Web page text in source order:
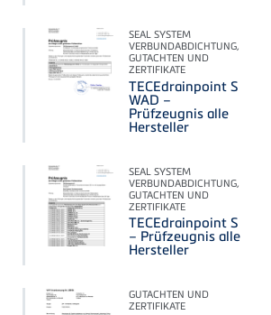
SEAL SYSTEM
VERBUNDABDICHTUNG,
GUTACHTEN UND
ZERTIFIKATE
TECEdrainpoint S
WAD –
Prüfzeugnis alle
Hersteller
SEAL SYSTEM
VERBUNDABDICHTUNG,
GUTACHTEN UND
ZERTIFIKATE
TECEdrainpoint S
– Prüfzeugnis alle
Hersteller
GUTACHTEN UND
ZERTIFIKATE